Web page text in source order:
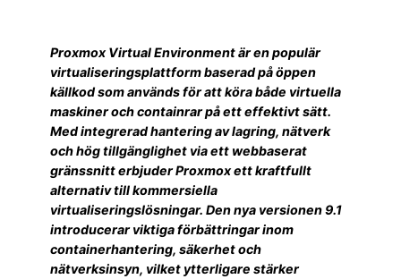
Proxmox Virtual Environment är en populär
virtualiseringsplattform baserad på öppen
källkod som används för att köra både virtuella
maskiner och containrar på ett effektivt sätt.
Med integrerad hantering av lagring, nätverk
och hög tillgänglighet via ett webbaserat
gränssnitt erbjuder Proxmox ett kraftfullt
alternativ till kommersiella
virtualiseringslösningar. Den nya versionen 9.1
introducerar viktiga förbättringar inom
containerhantering, säkerhet och
nätverksinsyn, vilket ytterligare stärker